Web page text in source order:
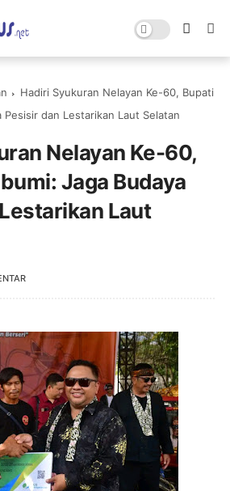
Hadiri Syukuran Nelayan Ke-60, Bupati
Pesisir dan Lestarikan Laut Selatan
Nelayan Ke-60,
Jaga Budaya
Laut